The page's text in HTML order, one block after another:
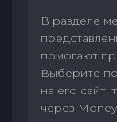
В разделе
помогают
Выберите
на его сайт,
через